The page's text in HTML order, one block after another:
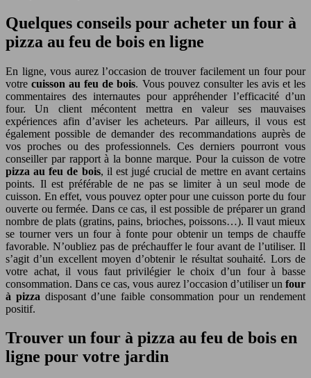
Quelques conseils pour acheter un four à
pizza au feu de bois en ligne
En ligne, vous aurez l’occasion de trouver facilement un four pour
votrecuisson au feu de bois. Vous pouvez consulter les avis et les
commentaires des internautes pour appréhender l’efficacité d’un
four. Un client mécontent mettra en valeur ses mauvaises
expériences afin d’aviser les acheteurs. Par ailleurs, il vous est
également possible de demander des recommandations auprès de
vos proches ou des professionnels. Ces derniers pourront vous
conseiller par rapport à la bonne marque. Pour la cuisson de votre
pizza au feu de bois, il est jugé crucial de mettre en avant certains
points. Il est préférable de ne pas se limiter à un seul mode de
cuisson. En effet, vous pouvez opter pour une cuisson porte du four
ouverte ou fermée. Dans ce cas, il est possible de préparer un grand
nombre de plats (gratins, pains, brioches, poissons…). Il vaut mieux
se tourner vers un four à fonte pour obtenir un temps de chauffe
favorable. N’oubliez pas de préchauffer le four avant de l’utiliser. Il
s’agit d’un excellent moyen d’obtenir le résultat souhaité. Lors de
votre achat, il vous faut privilégier le choix d’un four à basse
consommation. Dans ce cas, vous aurez l’occasion d’utiliser un four
à pizza disposant d’une faible consommation pour un rendement
positif.
Trouver un four à pizza au feu de bois en
ligne pour votre jardin